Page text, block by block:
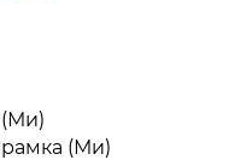
(Ми)
(Ми)